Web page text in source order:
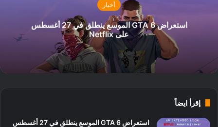
أخبار
استعراض GTA 6 الموسع ينطلق في 27 أغسطس
على Netflix
إقرأ ايضاً
استعراض GTA 6 الموسع ينطلق في 27 أغسطس